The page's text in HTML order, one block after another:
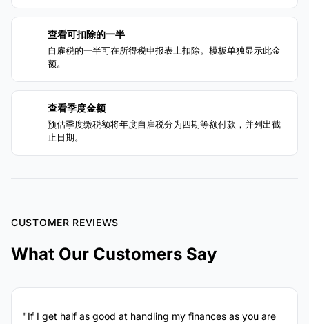
查看可扣除的一半
自雇税的一半可在所得税申报表上扣除。模板单独显示此金
额。
查看季度金额
预估季度缴税额将年度自雇税分为四期等额付款，并列出截
止日期。
CUSTOMER REVIEWS
What Our Customers Say
"If I get half as good at handling my finances as you are